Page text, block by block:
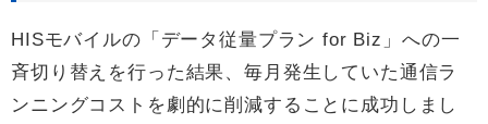
HISモバイルの「データ従量プラン for Biz」への一
斉切り替えを行った結果、毎月発生していた通信ラ
ンニングコストを劇的に削減することに成功しまし